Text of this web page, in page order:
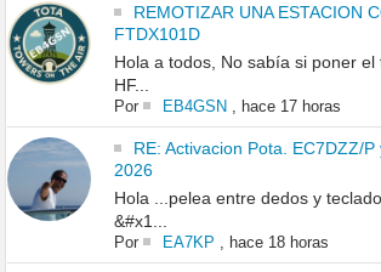
REMOTIZAR UNA ESTACION
FTDX101D
Hola a todos, No sabía si poner
HF...
Por EB4GSN, hace 17 horas
RE: Activacion Pota. EC7DZZ/
2026
Hola ...pelea entre dedos y
&#x1...
Por EA7KP hace 18 horas